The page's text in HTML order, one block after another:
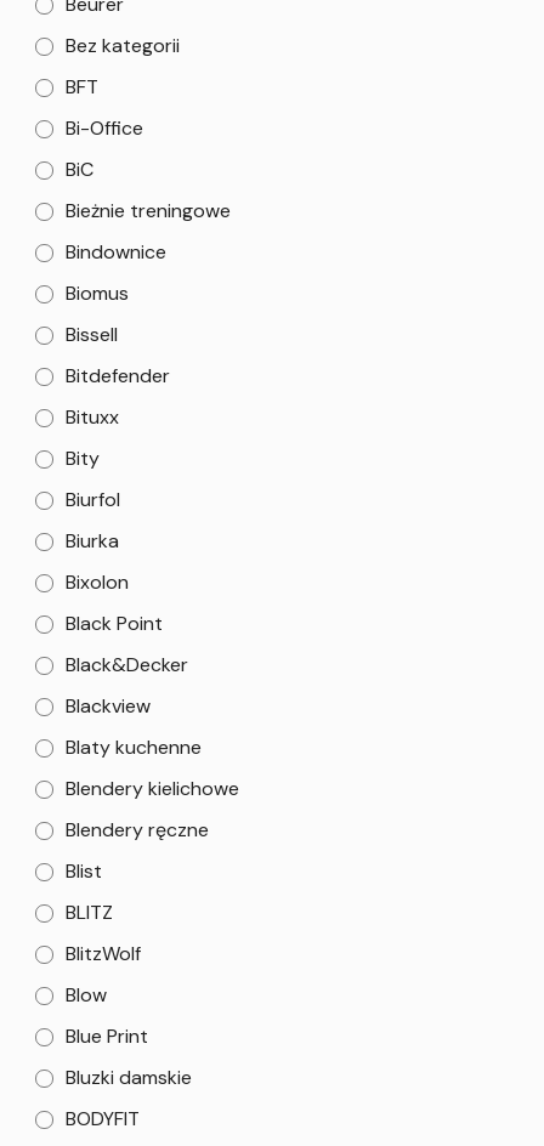
Bez kategorii
BFT
Bi-Office
BiC
Bieżnie treningowe
Bindownice
Biomus
Bissell
Bitdefender
Bituxx
Bity
Biurfol
Biurka
Bixolon
Black Point
Black&Decker
Blackview
Blaty kuchenne
Blendery kielichowe
Blendery ręczne
Blist
BLITZ
BlitzWolf
Blow
Blue Print
Bluzki damskie
BODYFIT